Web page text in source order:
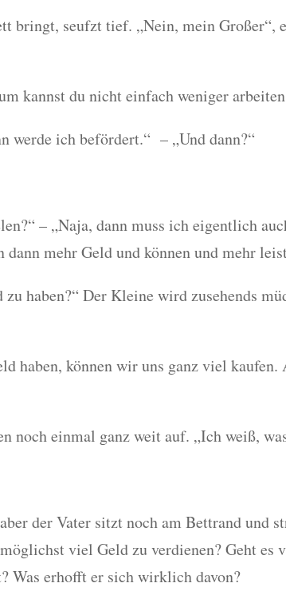
bringt, seufzt tief. „Nein, mein
kannst du nicht einfach weniger
werde ich befördert.“ – „Und dann?“
– „Naja, dann muss ich eigentlich
mehr Geld und können und mehr
haben?“ Der Kleine wird zusehends
haben, können wir uns ganz viel
noch einmal ganz weit auf. „Ich weiß,
der Vater sitzt noch am Bettrand und
viel Geld zu verdienen? Geht es
Was erhofft er sich wirklich davon?